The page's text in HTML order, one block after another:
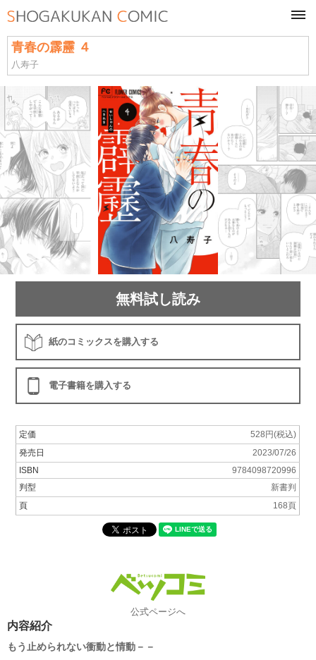
青春の霹靂 ４
八寿子
無料試し読み
紙のコミックスを購入する
電子書籍を購入する
定価
528円(税込)
発売日
2023/07/26
ISBN
9784098720996
判型
新書判
頁
168頁
公式ページへ
内容紹介
もう止められない衝動と情動－－